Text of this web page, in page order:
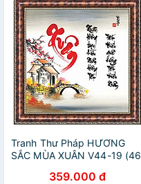
Tranh Thư Pháp HƯƠNG
SẮC MÙA XUÂN V44-19 (46
359.000 đ